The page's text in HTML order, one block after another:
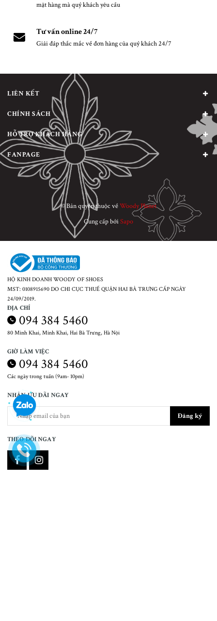
mặt hàng mà quý khách yêu cầu
Tư vấn online 24/7
Giải đáp thắc mắc về đơn hàng của quý khách 24/7
LIÊN KẾT
CHÍNH SÁCH
HỖ TRỢ KHÁCH HÀNG
FANPAGE
© Bản quyền thuộc vềWoody Planet
Cung cấp bởiSapo
HỘ KINH DOANH WOODY OF SHOES
MST: 0108915690 DO CHI CỤC THUẾ QUẬN HAI BÀ TRƯNG CẤP NGÀY
24/09/2019.
ĐỊA CHỈ
094 384 5460
80 Minh Khai, Minh Khai, Hai Bà Trưng, Hà Nội
GIỜ LÀM VIỆC
094 384 5460
Các ngày trong tuần (9am- 10pm)
NHẬN ƯU ĐÃI NGAY
Đăng ký
THEO DÕI NGAY